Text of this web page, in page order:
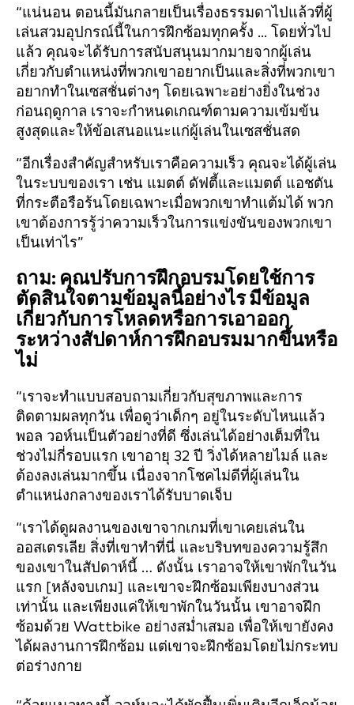
“แน่นอน ตอนนี้มันกลายเป็นเรื่องธรรมดาไปแล้วที่ผู้
เล่นสวมอุปกรณ์นี้ในการฝึกซ้อมทุกครั้ง ... โดยทั่วไป
แล้ว คุณจะได้รับการสนับสนุนมากมายจากผู้เล่น
เกี่ยวกับตำแหน่งที่พวกเขาอยากเป็นและสิ่งที่พวกเขา
อยากทำในเซสชั่นต่างๆ โดยเฉพาะอย่างยิ่งในช่วง
ก่อนฤดูกาล เราจะกำหนดเกณฑ์ตามความเข้มข้น
สูงสุดและให้ข้อเสนอแนะแก่ผู้เล่นในเซสชั่นสด
“อีกเรื่องสำคัญสำหรับเราคือความเร็ว คุณจะได้ผู้เล่น
ในระบบของเรา เช่น แมตต์ ดัฟตี้และแมตต์ แอชตัน
ที่กระตือรือร้นโดยเฉพาะเมื่อพวกเขาทำแต้มได้ พวก
เขาต้องการรู้ว่าความเร็วในการแข่งขันของพวกเขา
เป็นเท่าไร”
ถาม: คุณปรับการฝึกอบรมโดยใช้การ
ตัดสินใจตามข้อมูลนี้อย่างไร มีข้อมูล
เกี่ยวกับการโหลดหรือการเอาออก
ระหว่างสัปดาห์การฝึกอบรมมากขึ้นหรือ
ไม่
“เราจะทำแบบสอบถามเกี่ยวกับสุขภาพและการ
ติดตามผลทุกวัน เพื่อดูว่าเด็กๆ อยู่ในระดับไหนแล้ว
พอล วอห์นเป็นตัวอย่างที่ดี ซึ่งเล่นได้อย่างเต็มที่ใน
ช่วงไม่กี่รอบแรก เขาอายุ 32 ปี วิ่งได้หลายไมล์ และ
ต้องลงเล่นมากขึ้น เนื่องจากโชคไม่ดีที่ผู้เล่นใน
ตำแหน่งกลางของเราได้รับบาดเจ็บ
“เราได้ดูผลงานของเขาจากเกมที่เขาเคยเล่นใน
ออสเตรเลีย สิ่งที่เขาทำที่นี่ และบริบทของความรู้สึก
ของเขาในสัปดาห์นี้ … ดังนั้น เราอาจให้เขาพักในวัน
แรก [หลังจบเกม] และเขาจะฝึกซ้อมเพียงบางส่วน
เท่านั้น และเพียงแค่ให้เขาพักในวันนั้น เขาอาจฝึก
ซ้อมด้วย Wattbike อย่างสม่ำเสมอ เพื่อให้เขายังคง
ได้ผลงานการฝึกซ้อม แต่เขาจะฝึกซ้อมโดยไม่กระทบ
ต่อร่างกาย